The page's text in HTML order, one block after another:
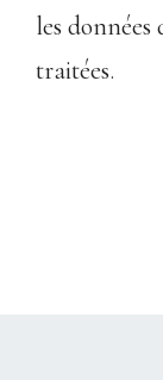
les
traitées.